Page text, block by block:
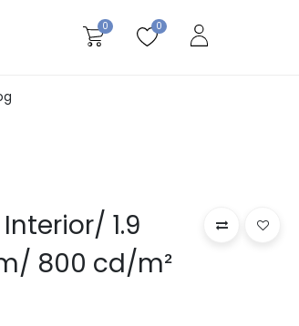
0 0
1.9
800 cd/m²